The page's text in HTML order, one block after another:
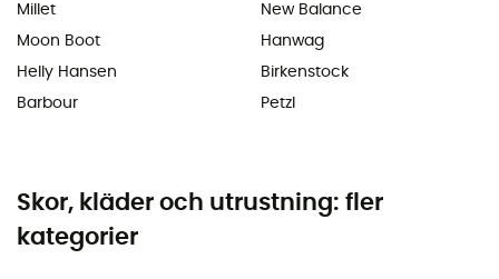
Millet
Moon Boot
Helly Hansen
Barbour
New Balance
Hanwag
Birkenstock
Petzl
Skor, kläder och utrustning: fler
kategorier